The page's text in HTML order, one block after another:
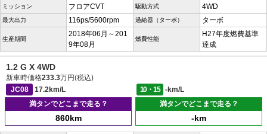
ミッション フロアCVT 駆動方式 4WD
最大出力 116ps/5600rpm 過給器（ターボ） ターボ
生産期間
2018年06月～201
9年08月
燃費性能
H27年度燃費基準
達成
1.2 G X 4WD
新車時価格233.3万円(税込)
JC08
17.2km/L 10・15
-km/L
満タンでどこまで走る？
860km
満タンでどこまで走る？
-km